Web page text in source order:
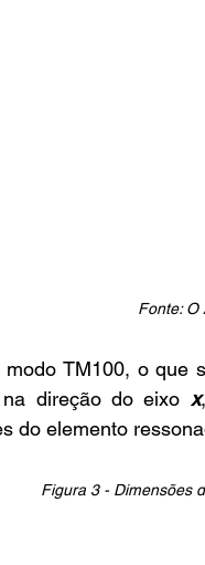
Fonte: O
direção do eixo x
do elemento
Figura 3 - Dimensões